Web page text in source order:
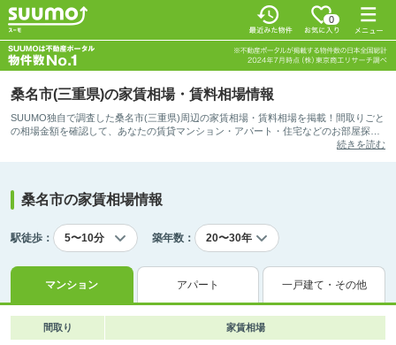
0
桑名市(三重県)の家賃相場・賃料相場情報
SUUMO独自で調査した桑名市(三重県)周辺の家賃相場・賃料相場を掲載！間取りごと
の相場金額を確認して、あなたの賃貸マンション・アパート・住宅などのお部屋探し
続きを読む
桑名市の家賃相場情報
駅徒歩： 築年数：
マンション アパート 一戸建て・その他
間取り 家賃相場